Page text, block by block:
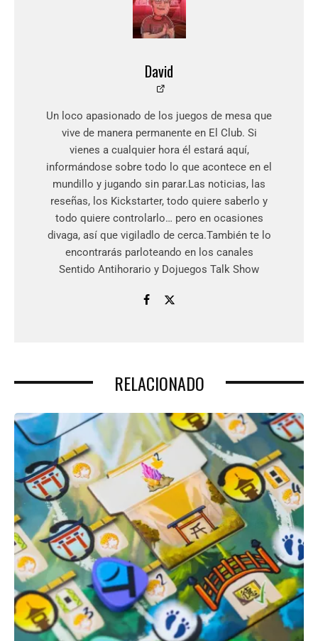
David
Un loco apasionado de los juegos de mesa que
vive de manera permanente en El Club. Si
vienes a cualquier hora él estará aquí,
informándose sobre todo lo que acontece en el
mundillo y jugando sin parar.Las noticias, las
reseñas, los Kickstarter, todo quiere saberlo y
todo quiere controlarlo… pero en ocasiones
divaga, así que vigiladlo de cerca.También te lo
encontrarás parloteando en los canales
Sentido Antihorario y Dojuegos Talk Show
RELACIONADO